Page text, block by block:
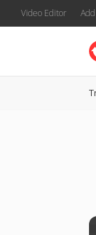
Video Editor